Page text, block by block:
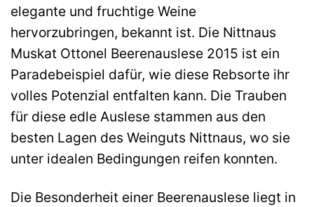
elegante und fruchtige Weine
hervorzubringen, bekannt ist. Die Nittnaus
Muskat Ottonel Beerenauslese 2015 ist ein
Paradebeispiel dafür, wie diese Rebsorte ihr
volles Potenzial entfalten kann. Die Trauben
für diese edle Auslese stammen aus den
besten Lagen des Weinguts Nittnaus, wo sie
unter idealen Bedingungen reifen konnten.
Die Besonderheit einer Beerenauslese liegt in